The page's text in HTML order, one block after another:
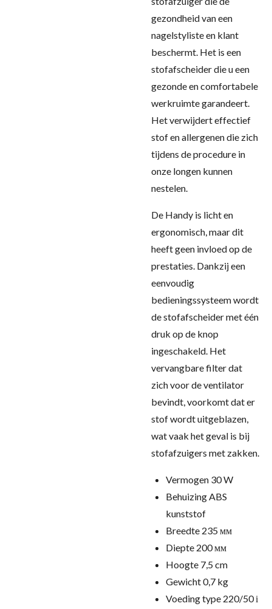
gezondheid van een
nagelstyliste en klant
beschermt. Het is een
stofafscheider die u een
gezonde en comfortabele
werkruimte garandeert.
Het verwijdert effectief
stof en allergenen die zich
tijdens de procedure in
onze longen kunnen
nestelen.
De Handy is licht en
ergonomisch, maar dit
heeft geen invloed op de
prestaties. Dankzij een
eenvoudig
bedieningssysteem wordt
de stofafscheider met één
druk op de knop
ingeschakeld. Het
vervangbare filter dat
zich voor de ventilator
bevindt, voorkomt dat er
stof wordt uitgeblazen,
wat vaak het geval is bij
stofafzuigers met zakken.
Vermogen 30 W
Behuizing ABS
kunststof
Breedte 235 мм
Diepte 200 мм
Hoogte 7,5 cm
Gewicht 0,7 kg
Voeding type 220/50 і